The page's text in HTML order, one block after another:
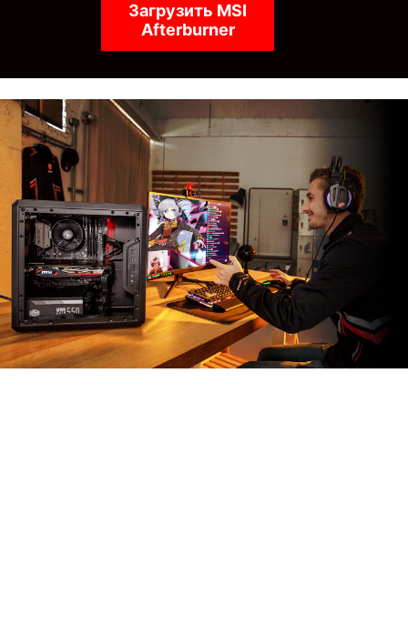
Загрузить MSI
Afterburner